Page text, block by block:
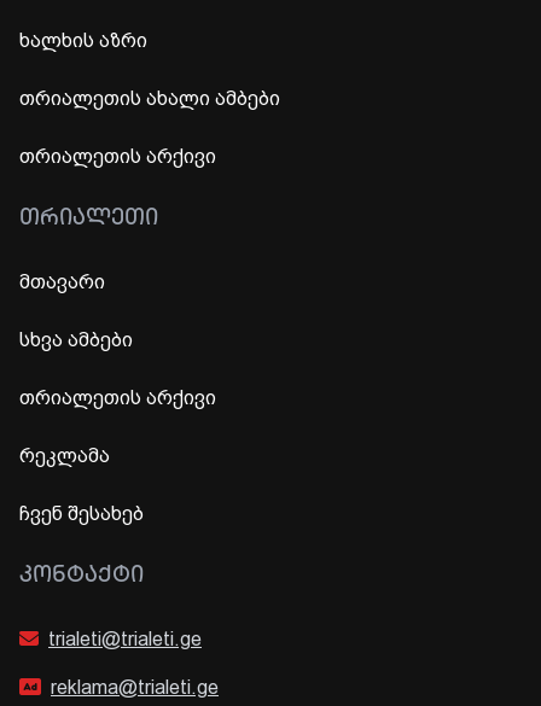
ხალხის აზრი
თრიალეთის ახალი ამბები
თრიალეთის არქივი
ᲗᲠᲘᲐᲚᲔᲗᲘ
მთავარი
სხვა ამბები
თრიალეთის არქივი
რეკლამა
ჩვენ შესახებ
ᲙᲝᲜᲢᲐᲥᲢᲘ
trialeti@trialeti.ge
reklama@trialeti.ge